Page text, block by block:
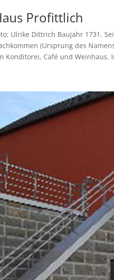
Profittlich
Ulrike Dittrich Baujahr 1731.
(Ursprung des
Konditorei, Café und Weinhaus.